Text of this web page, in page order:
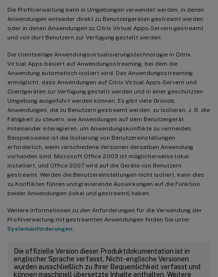
Die Profilverwaltung kann in Umgebungen verwendet werden, in denen
Anwendungen entweder direkt zu Benutzergeräten gestreamt werden
oder in denen Anwendungen zu Citrix Virtual Apps-Servern gestreamt
und von dort Benutzern zur Verfügung gestellt werden.
Die clientseitige Anwendungsvirtualisierungstechnologie in Citrix
Virtual Apps basiert auf Anwendungsstreaming, bei dem die
Anwendung automatisch isoliert wird. Das Anwendungsstreaming
ermöglicht, dass Anwendungen auf Citrix Virtual Apps-Servern und
Clientgeräten zur Verfügung gestellt werden und in einer geschützten
Umgebung ausgeführt werden können. Es gibt viele Gründe,
Anwendungen, die zu Benutzern gestreamt werden, zu isolieren, z. B. die
Fähigkeit zu steuern, wie Anwendungen auf dem Benutzergerät
miteinander interagieren, um Anwendungskonflikte zu vermeiden.
Beispielsweise ist die Isolierung von Benutzereinstellungen
erforderlich, wenn verschiedene Versionen derselben Anwendung
vorhanden sind. Microsoft Office 2003 ist möglicherweise lokal
installiert, und Office 2007 wird auf die Geräte von Benutzern
gestreamt. Werden die Benutzereinstellungen nicht isoliert, kann dies
zu Konflikten führen und gravierende Auswirkungen auf die Funktion
beider Anwendungen (lokal und gestreamt) haben.
Weitere Informationen zu den Anforderungen für die Verwendung der
Profilverwaltung mit gestreamten Anwendungen finden Sie unter
Systemanforderungen
Die offizielle Version dieser Produktdokumentation ist in
englischer Sprache verfasst. Nicht-englische Versionen
wurden ausschließlich zu Ihrer Bequemlichkeit verfasst und
können maschinell übersetzte Inhalte enthalten. Weitere